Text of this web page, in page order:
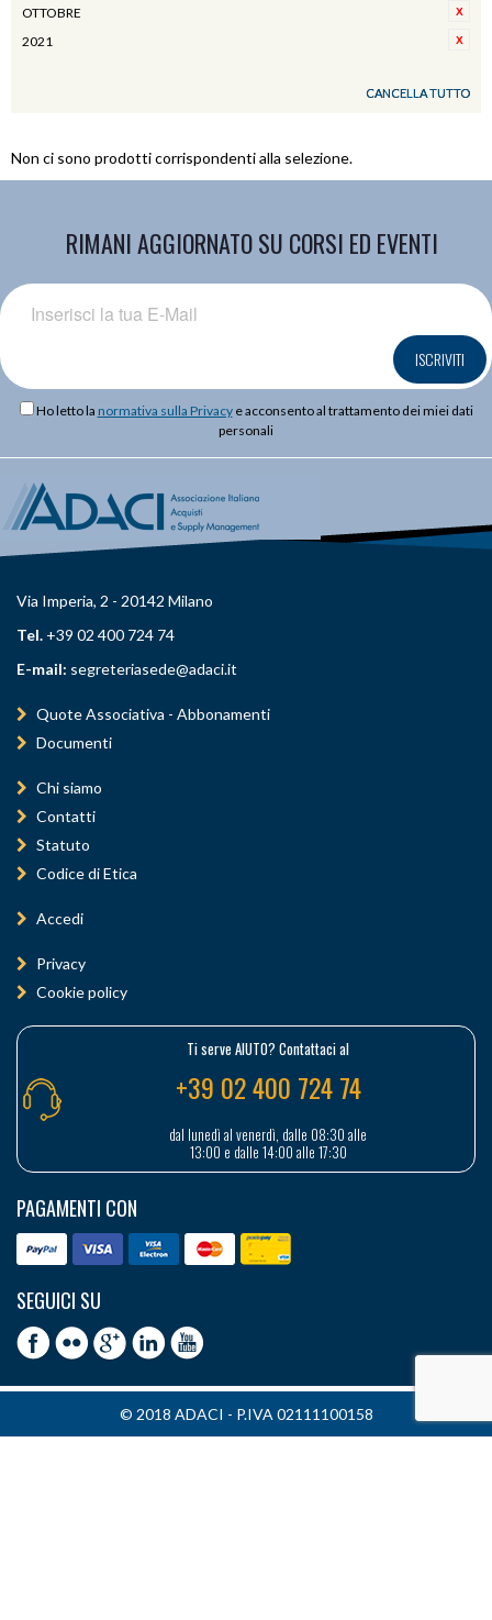
OTTOBRE
2021
CANCELLA TUTTO
Non ci sono prodotti corrispondenti alla selezione.
RIMANI AGGIORNATO SU CORSI ED EVENTI
ISCRIVITI
Ho letto la normativa sulla Privacye acconsento al trattamento dei miei dati
personali
Via Imperia, 2 - 20142 Milano
Tel. +39 02 400 724 74
E-mail: segreteriasede@adaci.it
Quote Associativa - Abbonamenti
Documenti
Chi siamo
Contatti
Statuto
Codice di Etica
Accedi
Privacy
Cookie policy
Ti serve AIUTO? Contattaci al
+39 02 400 724 74
dal lunedì al venerdì, dalle 08:30 alle
13:00 e dalle 14:00 alle 17:30
PAGAMENTI CON
SEGUICI SU
© 2018 ADACI - P.IVA 02111100158